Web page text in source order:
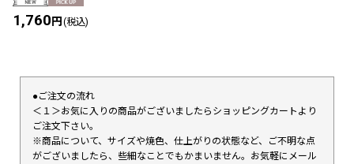
1,760円 (税込)
●ご注文の流れ
＜１＞お気に入りの商品がございましたらショッピングカートより
ご注文下さい。
※商品について、サイズや焼色、仕上がりの状態など、ご不明な点
がございましたら、些細なことでもかまいません。お気軽にメール